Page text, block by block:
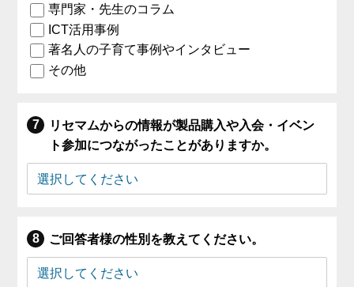
専門家・先生のコラム
ICT活用事例
著名人の子育て事例やインタビュー
その他
リセマムからの情報が製品購入や入会・イベン
ト参加につながったことがありますか。
ご回答者様の性別を教えてください。